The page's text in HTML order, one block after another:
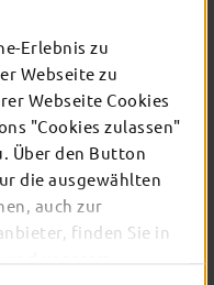
Erlebnis zu
Webseite zu
Webseite Cookies
"Cookies zulassen"
Über den Button
die ausgewählten
auch zur
finden Sie in
los: Ob
oder
Veranstaltungen